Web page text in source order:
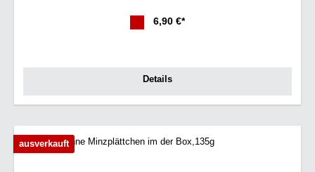
6,90 €*
Details
ausverkauft